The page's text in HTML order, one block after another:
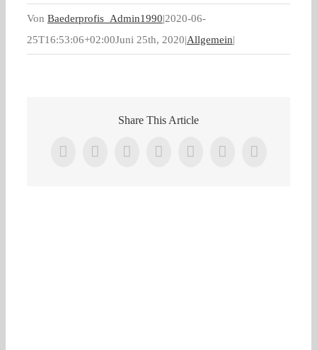
Von Baederprofis_Admin1990|2020-06-
25T16:53:06+02:00Juni 25th, 2020|Allgemein|
Share This Article
FacebookTwitterLinkedInWhatsApp
TumblrPinterest
E-